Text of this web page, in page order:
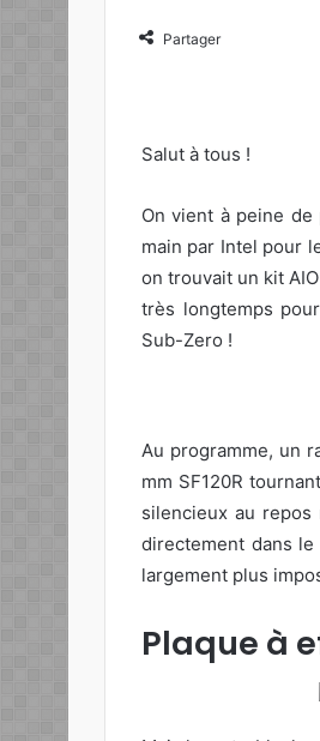
Partager
Salut à tous !
On vient à peine de
main par Intel pour
on trouvait un kit
très longtemps
Sub-Zero !
Au programme, un
mm SF120R
silencieux au repos
directement dans
largement plus
Plaque à